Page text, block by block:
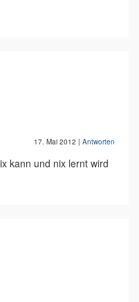
17. Mai 2012 | Antworten
kann und nix lernt wird